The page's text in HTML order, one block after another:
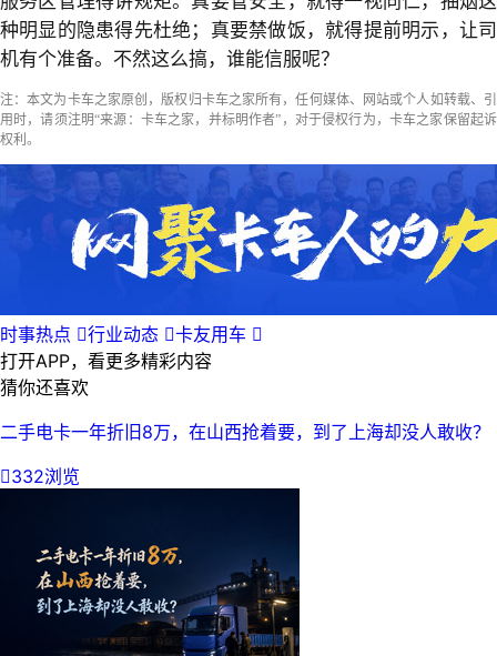
种明显的隐患得先杜绝；真要禁做饭，就得提前明示，让司
机有个准备。不然这么搞，谁能信服呢？
注：本文为卡车之家原创，版权归卡车之家所有，任何媒体、网站或个人如转载、引
用时，请须注明“来源：卡车之家，并标明作者”，对于侵权行为，卡车之家保留起诉
权利。
时事热点 行业动态 卡友用车 
打开APP，看更多精彩内容
猜你还喜欢
二手电卡一年折旧8万，在山西抢着要，到了上海却没人敢收？
332浏览